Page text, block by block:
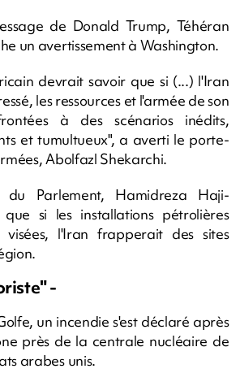
de Donald Trump, Téhéran
un avertissement à Washington.
devrait savoir que si (...) l'Iran
les ressources et l'armée de son
à des scénarios inédits,
et tumultueux", a averti le porte-
Abolfazl Shekarchi.
du Parlement, Hamidreza Haji-
si les installations pétrolières
visées, l'Iran frapperait des sites
-
un incendie s'est déclaré après
près de la centrale nucléaire de
arabes unis.